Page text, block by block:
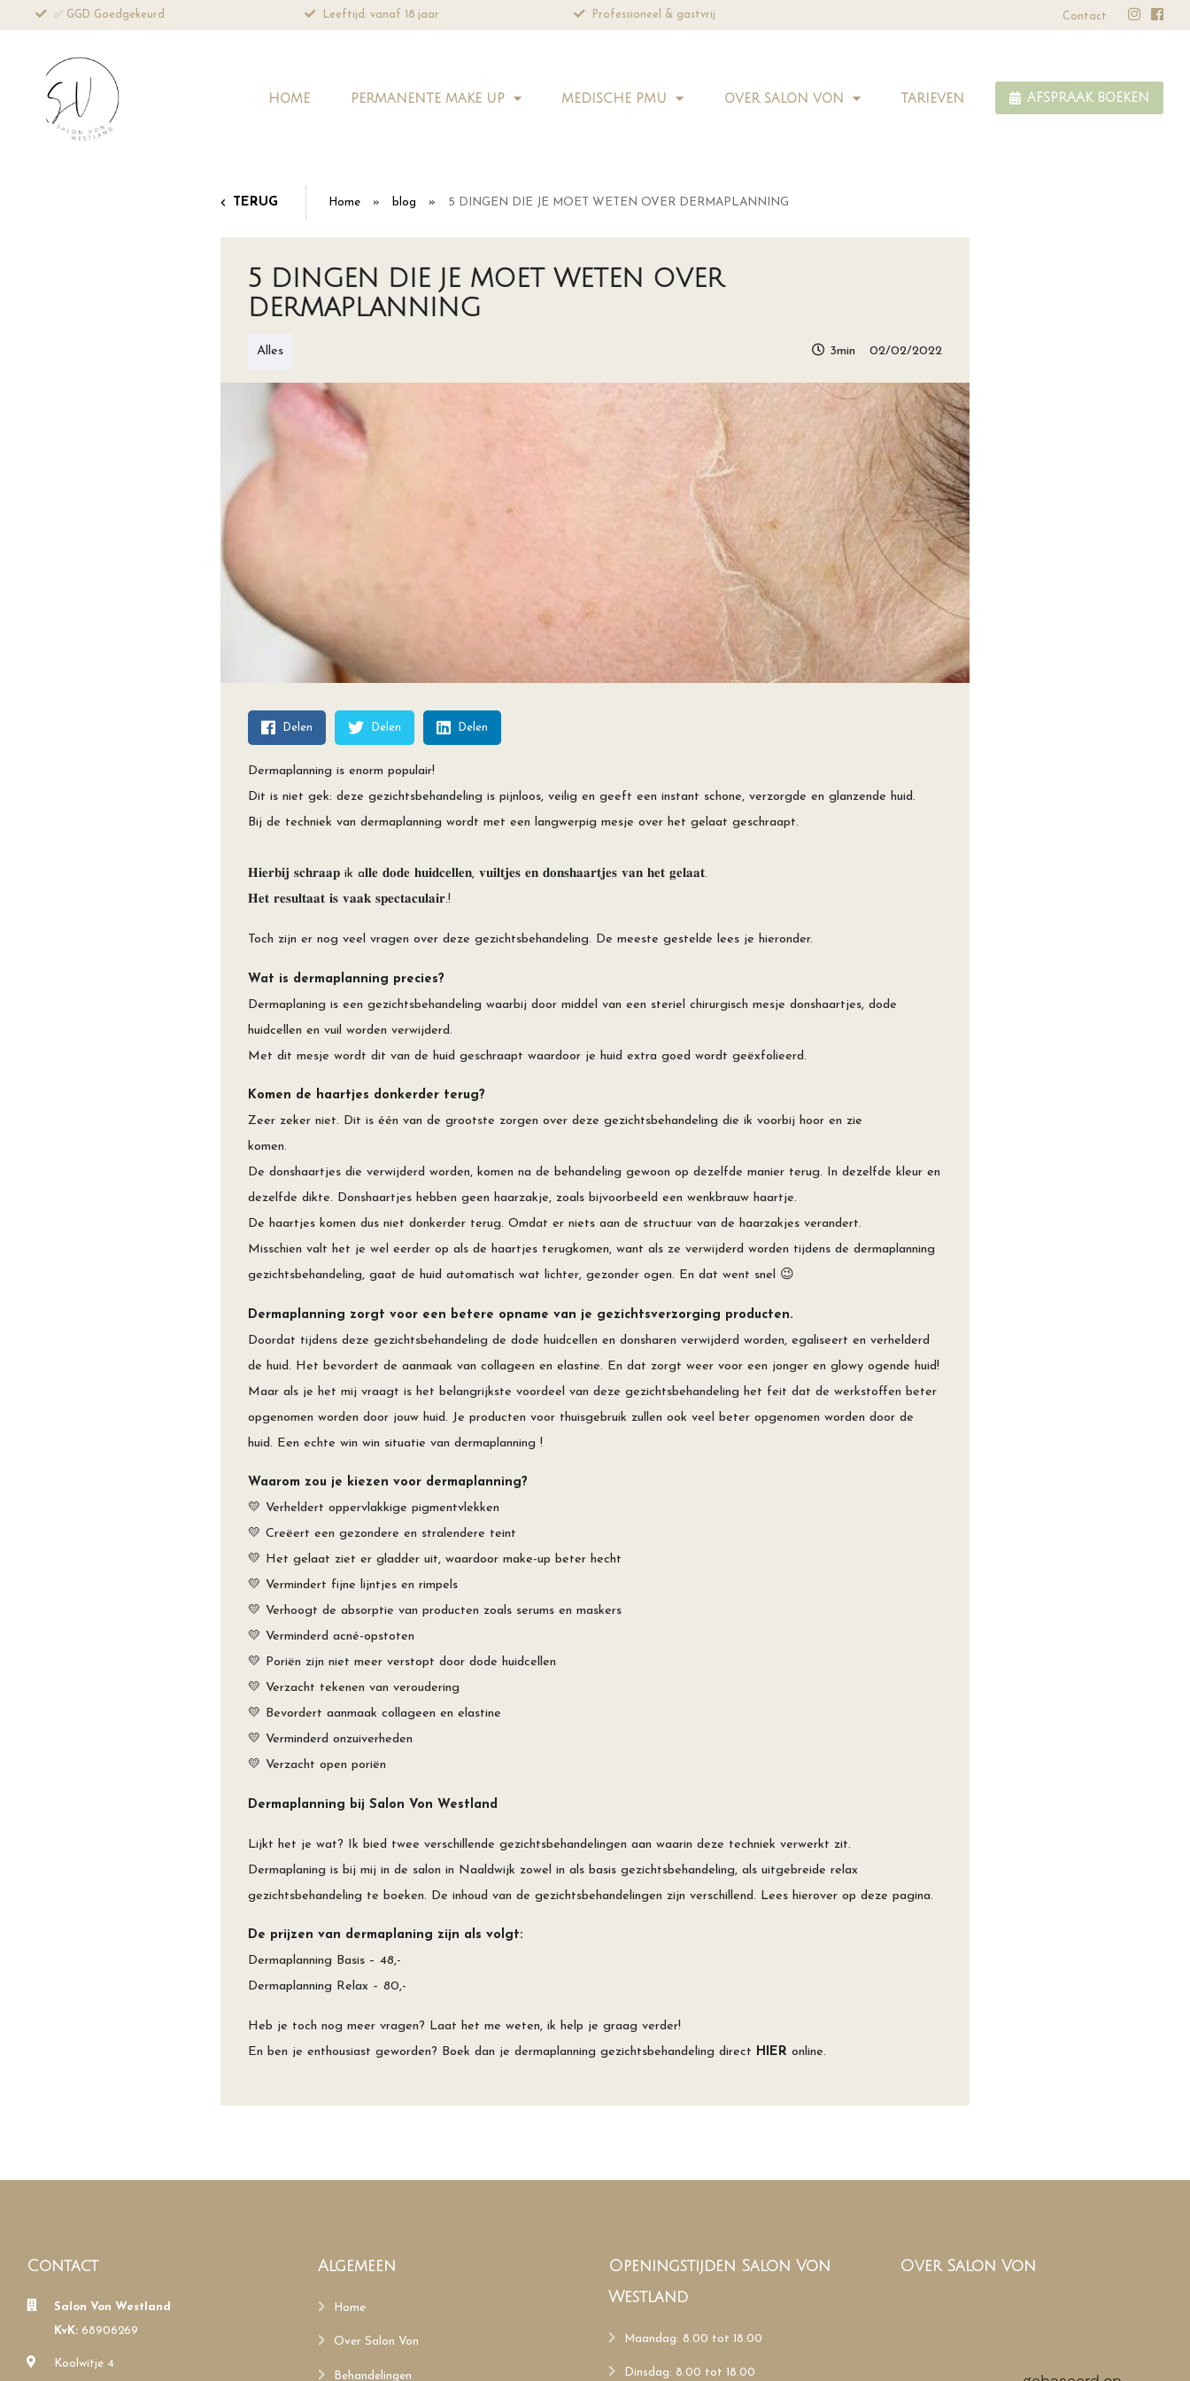
Leeftijd: vanaf 18 jaar Professioneel & gastvrij Altijd natuurlijk resultaat Leeftijd:
Contact
HOME PERMANENTE MAKE UP MEDISCHE PMU OVER SALON VON TARIEVEN AFSPRAAK BOEKEN
TERUG Home » blog » 5 DINGEN DIE JE MOET WETEN OVER DERMAPLANNING
5 DINGEN DIE JE MOET WETEN OVER
DERMAPLANNING
Alles 3min 02/02/2022
Delen Delen Delen
Dermaplanning is enorm populair! ⁠
Dit is niet gek: deze gezichtsbehandeling is pijnloos, veilig en geeft een instant schone, verzorgde en glanzende huid. ⁠
Bij de techniek van dermaplanning wordt met een langwerpig mesje over het gelaat geschraapt. ⁠
𝐇𝐢𝐞𝐫𝐛𝐢𝐣 𝐬𝐜𝐡𝐫𝐚𝐚𝐩 ik a𝐥𝐥𝐞 𝐝𝐨𝐝𝐞 𝐡𝐮𝐢𝐝𝐜𝐞𝐥𝐥𝐞𝐧, 𝐯𝐮𝐢𝐥𝐭𝐣𝐞𝐬 𝐞𝐧 𝐝𝐨𝐧𝐬𝐡𝐚𝐚𝐫𝐭𝐣𝐞𝐬 𝐯𝐚𝐧 𝐡𝐞𝐭 𝐠𝐞𝐥𝐚𝐚𝐭. ⁠
𝐇𝐞𝐭 𝐫𝐞𝐬𝐮𝐥𝐭𝐚𝐚𝐭 𝐢𝐬 𝐯𝐚𝐚𝐤 𝐬𝐩𝐞𝐜𝐭𝐚𝐜𝐮𝐥𝐚𝐢𝐫.!
Toch zijn er nog veel vragen over deze gezichtsbehandeling. De meeste gestelde lees je hieronder.
Wat is dermaplanning precies?
Dermaplaning is een gezichtsbehandeling waarbij door middel van een steriel chirurgisch mesje donshaartjes, dode
huidcellen en vuil worden verwijderd.
Met dit mesje wordt dit van de huid geschraapt waardoor je huid extra goed wordt geëxfolieerd.
Komen de haartjes donkerder terug?
Zeer zeker niet. Dit is één van de grootste zorgen over deze gezichtsbehandeling die ik voorbij hoor en zie
komen.
De donshaartjes die verwijderd worden, komen na de behandeling gewoon op dezelfde manier terug. In dezelfde kleur en
dezelfde dikte. Donshaartjes hebben geen haarzakje, zoals bijvoorbeeld een wenkbrauw haartje.
De haartjes komen dus niet donkerder terug. Omdat er niets aan de structuur van de haarzakjes verandert.
Misschien valt het je wel eerder op als de haartjes terugkomen, want als ze verwijderd worden tijdens de dermaplanning
gezichtsbehandeling, gaat de huid automatisch wat lichter, gezonder ogen. En dat went snel 😉
Dermaplanning zorgt voor een betere opname van je gezichtsverzorging producten.
Doordat tijdens deze gezichtsbehandeling de dode huidcellen en donsharen verwijderd worden, egaliseert en verhelderd
de huid. Het bevordert de aanmaak van collageen en elastine. En dat zorgt weer voor een jonger en glowy ogende huid!
Maar als je het mij vraagt is het belangrijkste voordeel van deze gezichtsbehandeling het feit dat de werkstoffen beter
opgenomen worden door jouw huid. Je producten voor thuisgebruik zullen ook veel beter opgenomen worden door de
huid. Een echte win win situatie van dermaplanning !
Waarom zou je kiezen voor dermaplanning?⁠
💛 Verheldert oppervlakkige pigmentvlekken⁠
💛 Creëert een gezondere en stralendere teint⁠
💛 Het gelaat ziet er gladder uit, waardoor make-up beter hecht⁠
💛 Vermindert fijne lijntjes en rimpels⁠
💛 Verhoogt de absorptie van producten zoals serums en maskers⁠
💛 Verminderd acné-opstoten⁠
💛 Poriën zijn niet meer verstopt door dode huidcellen⁠
💛 Verzacht tekenen van veroudering⁠
💛 Bevordert aanmaak collageen en elastine⁠
💛 Verminderd onzuiverheden⁠
💛 Verzacht open poriën⁠
Dermaplanning bij Salon Von Westland
Lijkt het je wat? Ik bied twee verschillende gezichtsbehandelingen aan waarin deze techniek verwerkt zit. ⁠
Dermaplaning is bij mij in de salon in Naaldwijk zowel in als basis gezichtsbehandeling, als uitgebreide relax
gezichtsbehandeling te boeken. De inhoud van de gezichtsbehandelingen zijn verschillend. Lees hierover opdeze pagina.
De prijzen van dermaplaning zijn als volgt:
Dermaplanning Basis – 48,-
Dermaplanning Relax – 80,-
Heb je toch nog meer vragen? Laat het me weten, ik help je graag verder!
En ben je enthousiast geworden? Boek dan je dermaplanning gezichtsbehandeling direct HIER online.
Contact
Salon Von Westland
KvK:68906269
Koolwitje 4
Algemeen
Home
Over Salon Von
Behandelingen
Openingstijden Salon Von
Westland
Maandag: 8.00 tot 18.00
Dinsdag: 8.00 tot 18.00
Over Salon Von